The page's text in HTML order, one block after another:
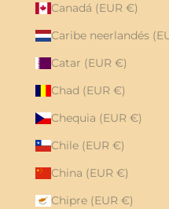
Canadá (EUR €)
Catar (EUR €)
Chad (EUR €)
Chequia (EUR €)
Chile (EUR €)
China (EUR €)
Chipre (EUR €)